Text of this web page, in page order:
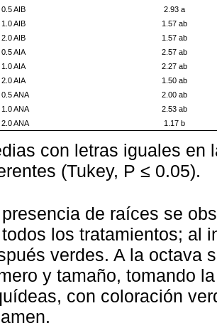
0.5 AIB
2.93 a
1.0 AIB
1.57 ab
2.0 AIB
1.57 ab
0.5 AIA
2.57 ab
1.0 AIA
2.27 ab
2.0 AIA
1.50 ab
0.5 ANA
2.00 ab
1.0 ANA
2.53 ab
2.0 ANA
1.17 b
con letras iguales en
(Tukey, P ≤ 0.05).
de raíces se
los tratamientos; al
verdes. A la octava
y tamaño, tomando
con coloración